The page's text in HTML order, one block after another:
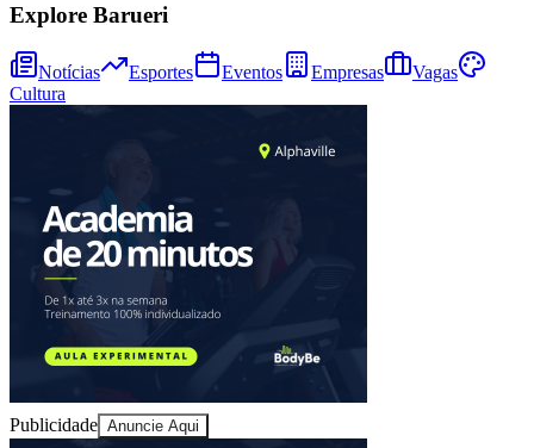
Sport
Explore Barueri
Notícias Esportes Eventos Empresas
Vagas
Cultura
Publicidade Anuncie Aqui